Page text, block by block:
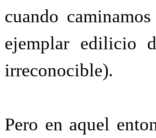
cuando
ejemplar edilicio
irreconocible).
Pero en aquel